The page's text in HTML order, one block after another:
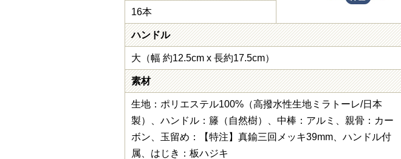
16本
ハンドル
大（幅 約12.5cm x 長約17.5cm）
素材
生地：ポリエステル100%（高撥水性生地ミラトーレ/日本
製）、ハンドル：籐（自然樹）、中棒：アルミ、親骨：カー
ボン、玉留め：【特注】真鍮三回メッキ39mm、ハンドル付
属、はじき：板ハジキ